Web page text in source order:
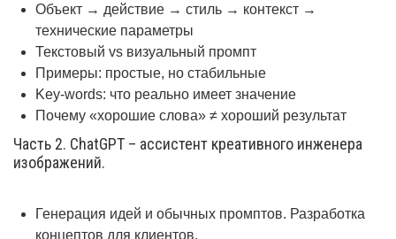
Объект → действие → стиль → контекст →
технические параметры
Текстовый vs визуальный промпт
Примеры: простые, но стабильные
Key-words: что реально имеет значение
Почему «хорошие слова» ≠ хороший результат
Часть 2. ChatGPT – ассистент креативного инженера
изображений.
Генерация идей и обычных промптов. Разработка
концептов для клиентов.